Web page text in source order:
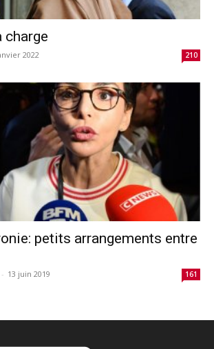
charge
2022 210
petits arrangements entre
- 13 juin 2019 161